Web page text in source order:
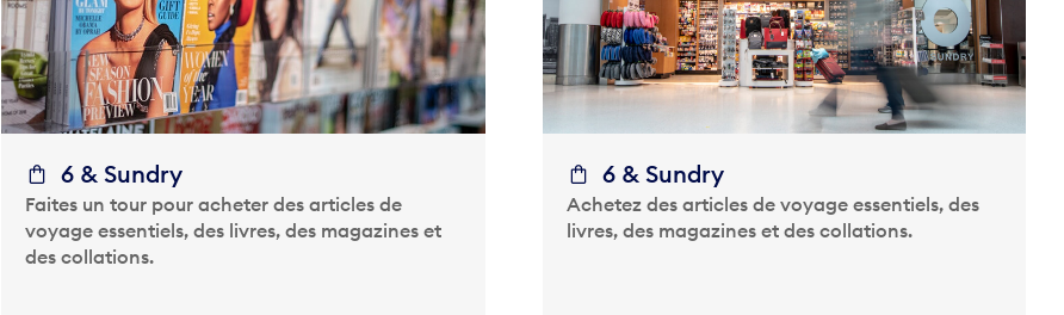
6 & Sundry
Faites un tour pour acheter des articles de
voyage essentiels, des livres, des magazines et
des collations.
6 & Sundry
Achetez des articles de voyage essentiels, des
livres, des magazines et des collations.